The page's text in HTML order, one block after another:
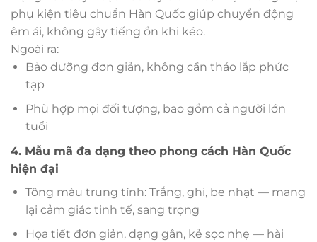
phụ kiện tiêu chuẩn Hàn Quốc giúp chuyển động
êm ái, không gây tiếng ồn khi kéo.
Ngoài ra:
Bảo dưỡng đơn giản, không cần tháo lắp phức
tạp
Phù hợp mọi đối tượng, bao gồm cả người lớn
tuổi
4. Mẫu mã đa dạng theo phong cách Hàn Quốc
hiện đại
Tông màu trung tính: Trắng, ghi, be nhạt — mang
lại cảm giác tinh tế, sang trọng
Họa tiết đơn giản, dạng gân, kẻ sọc nhẹ — hài